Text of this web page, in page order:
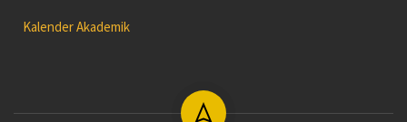
Kalender Akademik